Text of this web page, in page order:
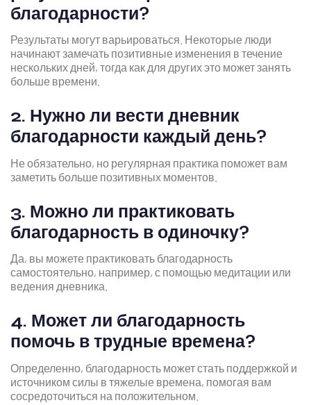
благодарности?
Результаты могут варьироваться. Некоторые люди
начинают замечать позитивные изменения в течение
нескольких дней, тогда как для других это может занять
больше времени.
2. Нужно ли вести дневник
благодарности каждый день?
Не обязательно, но регулярная практика поможет вам
заметить больше позитивных моментов.
3. Можно ли практиковать
благодарность в одиночку?
Да, вы можете практиковать благодарность
самостоятельно, например, с помощью медитации или
ведения дневника.
4. Может ли благодарность
помочь в трудные времена?
Определенно, благодарность может стать поддержкой и
источником силы в тяжелые времена, помогая вам
сосредоточиться на положительном.